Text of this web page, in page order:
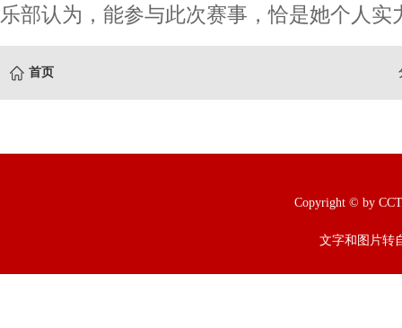
乐部认为，能参与此次赛事，恰是她个人实
首页
Copyright © by
文字和图片转